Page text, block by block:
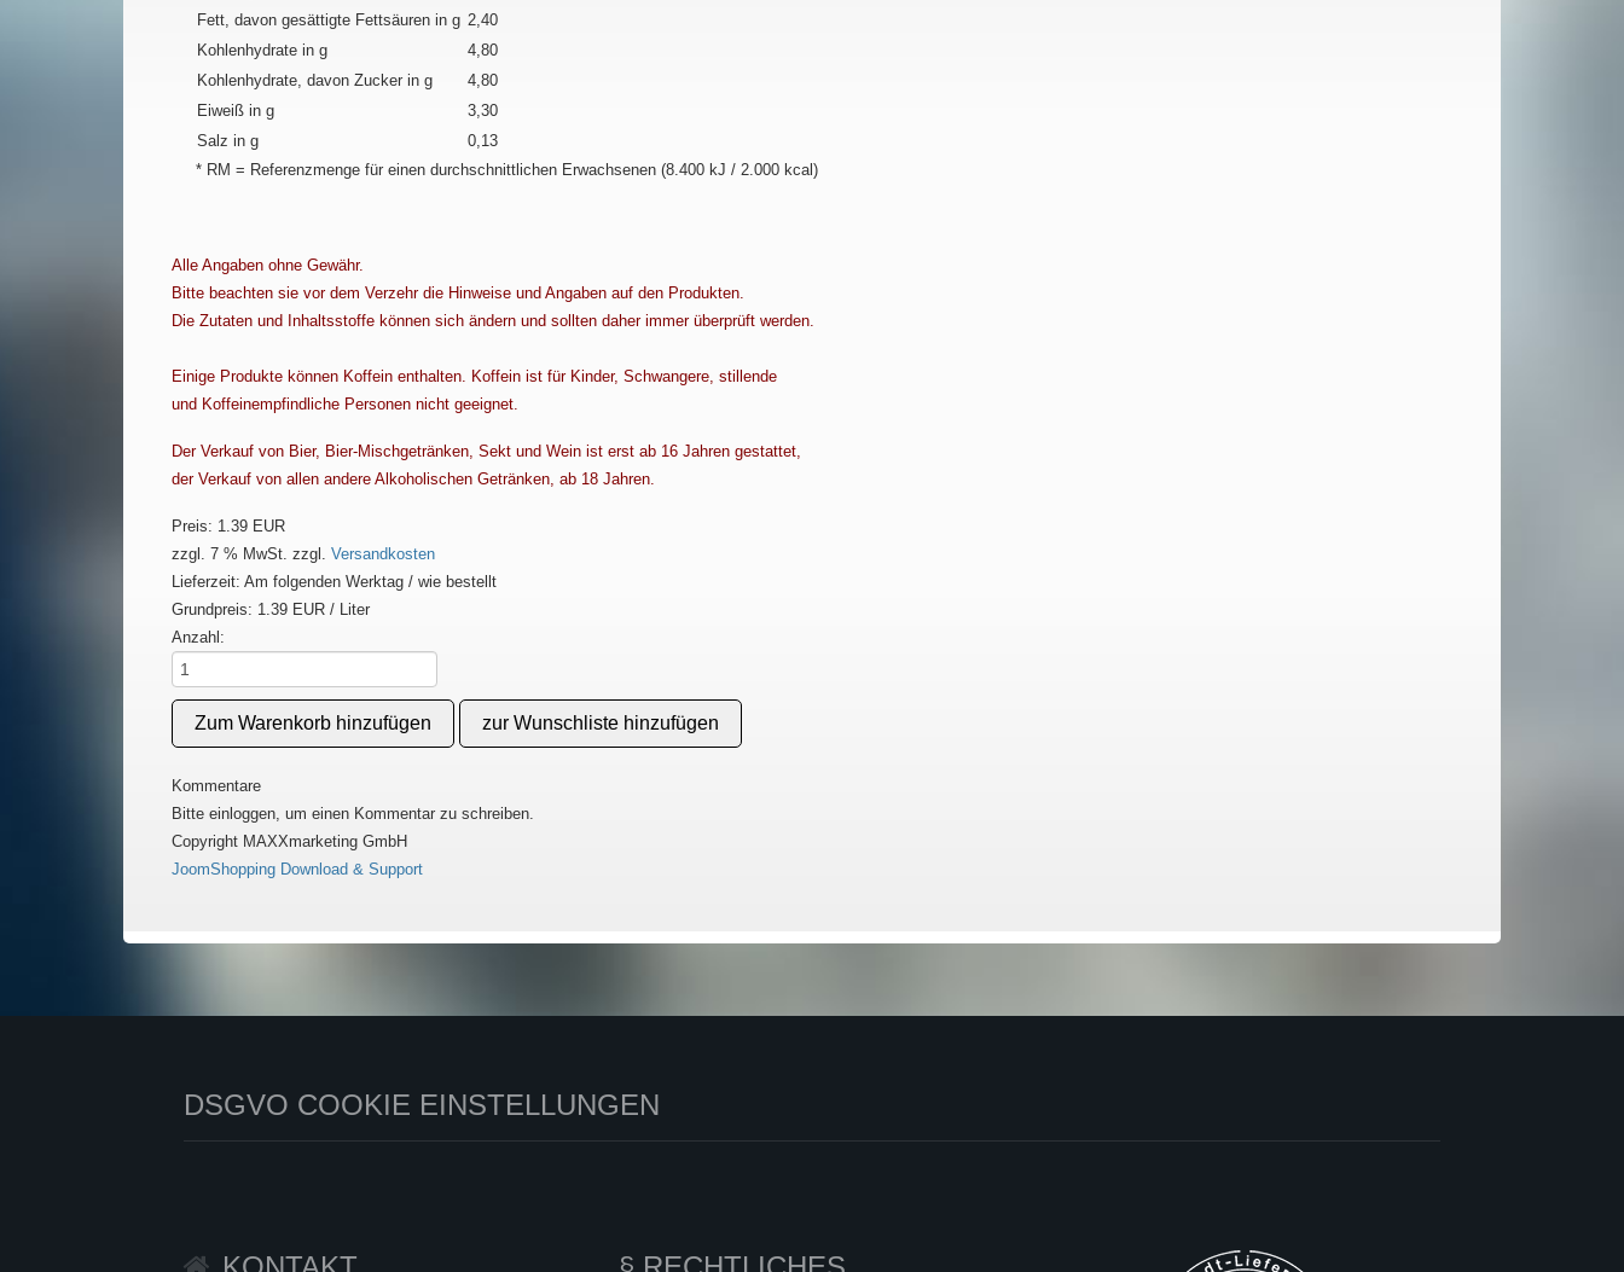
Fett, davon gesättigte Fettsäuren in g 2,40
Kohlenhydrate in g
4,80
Kohlenhydrate, davon Zucker in g
4,80
Eiweiß in g
3,30
Salz in g
0,13
* RM = Referenzmenge für einen durchschnittlichen Erwachsenen (8.400 kJ / 2.000 kcal)
Alle Angaben ohne Gewähr.
Bitte beachten sie vor dem Verzehr die Hinweise und Angaben auf den Produkten.
Die Zutaten und Inhaltsstoffe können sich ändern und sollten daher immer überprüft werden.
Einige Produkte können Koffein enthalten. Koffein ist für Kinder, Schwangere, stillende
und Koffeinempfindliche Personen nicht geeignet.
Der Verkauf von Bier, Bier-Mischgetränken, Sekt und Wein ist erst ab 16 Jahren gestattet,
der Verkauf von allen andere Alkoholischen Getränken, ab 18 Jahren.
Preis: 1.39 EUR
zzgl. 7 % MwSt. zzgl. Versandkosten
Lieferzeit: Am folgenden Werktag / wie bestellt
Grundpreis: 1.39 EUR / Liter
Anzahl:
Kommentare
Bitte einloggen, um einen Kommentar zu schreiben.
Copyright MAXXmarketing GmbH
JoomShopping Download & Support
DSGVO COOKIE EINSTELLUNGEN